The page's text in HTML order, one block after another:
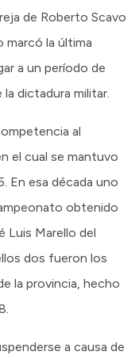
de Roberto Scavo
marcó la última
a un período de
dictadura militar.
al
el cual se mantuvo
En esa década uno
obtenido
Luis Marello del
dos fueron los
la provincia, hecho
a causa de